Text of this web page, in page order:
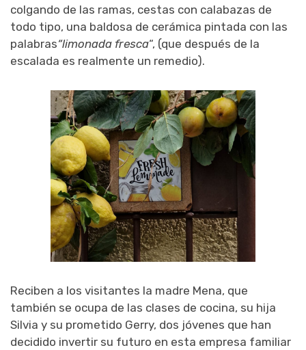
colgando de las ramas, cestas con calabazas de
todo tipo, una baldosa de cerámica pintada con las
palabras“limonada fresca“, (que después de la
escalada es realmente un remedio).
Reciben a los visitantes la madre Mena, que
también se ocupa de las clases de cocina, su hija
Silvia y su prometido Gerry, dos jóvenes que han
decidido invertir su futuro en esta empresa familiar